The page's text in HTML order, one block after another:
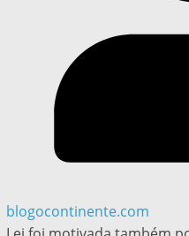
blogocontinente.com